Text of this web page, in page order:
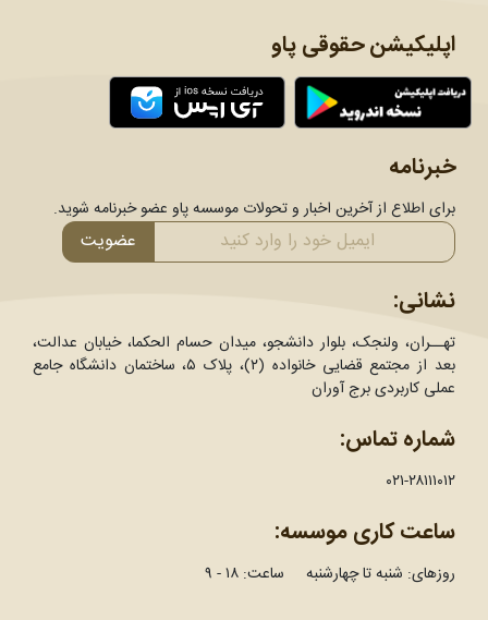
اپلیکیشن حقوقی پاو
خبرنامه
برای اطلاع از آخرین اخبار و تحولات موسسه پاو عضو خبرنامه شوید.
عضویت
نشانی:
تهــران، ولنجک، بلوار دانشجو، میدان حسام الحکما، خیابان عدالت،
بعد از مجتمع قضایی خانواده (۲)، پلاک ۵، ساختمان دانشگاه جامع
عملی کاربردی برج آوران
شماره تماس:
۰۲۱-۲۸۱۱۱۰۱۲
ساعت کاری موسسه:
روزهای: شنبه تا چهارشنبه ساعت: ۱۸ - ۹